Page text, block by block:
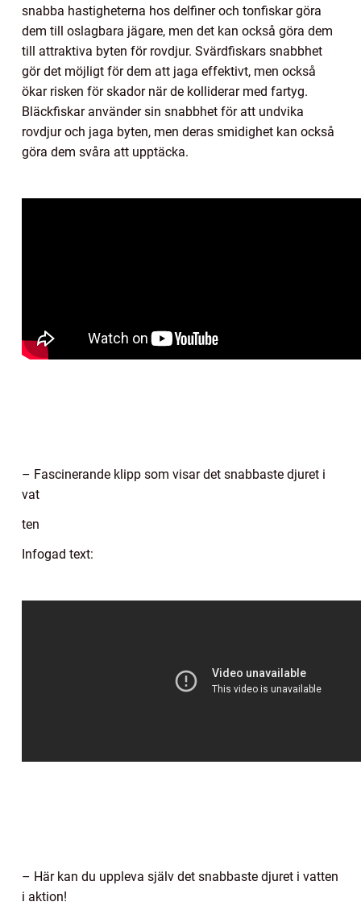
snabba hastigheterna hos delfiner och tonfiskar göra
dem till oslagbara jägare, men det kan också göra dem
till attraktiva byten för rovdjur. Svärdfiskars snabbhet
gör det möjligt för dem att jaga effektivt, men också
ökar risken för skador när de kolliderar med fartyg.
Bläckfiskar använder sin snabbhet för att undvika
rovdjur och jaga byten, men deras smidighet kan också
göra dem svåra att upptäcka.
– Fascinerande klipp som visar det snabbaste djuret i
vat
ten
Infogad text:
– Här kan du uppleva själv det snabbaste djuret i vatten
i aktion!